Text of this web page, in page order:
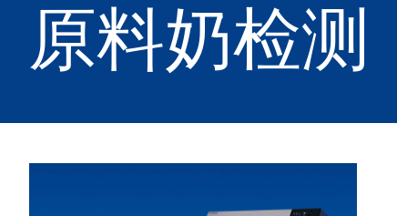
分析包
培训
数字服务
联系本地支持
反馈与投诉
培训课程
饲料和饲草
粮食和油脂加工
化学分析和实验室
寻找职位
认识我们的员工
科学与技术
可持续发展
尼尔斯福斯奖
展览与研讨会
条款&政策
原料奶检测